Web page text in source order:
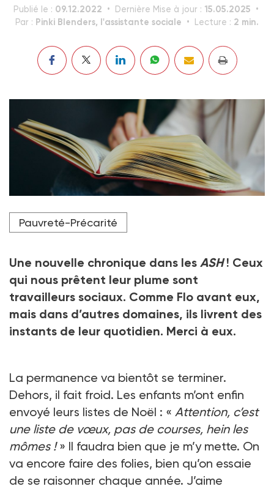
Publié le : 09.12.2022 Dernière Mise à jour : 15.05.2025
Par : Pinki Blenders, l'assistante sociale Lecture : 2 min.
Crédit photo Kristina - stock.adobe.com
Pauvreté-Précarité
Une nouvelle chronique dans les ASH! Ceux
qui nous prêtent leur plume sont
travailleurs sociaux. Comme Flo avant eux,
mais dans d’autres domaines, ils livrent des
instants de leur quotidien. Merci à eux.
La permanence va bientôt se terminer.
Dehors, il fait froid. Les enfants m’ont enfin
envoyé leurs listes de Noël : « Attention, c’est
une liste de vœux, pas de courses, hein les
mômes !» Il faudra bien que je m’y mette. On
va encore faire des folies, bien qu’on essaie
de se raisonner chaque année. J’aime